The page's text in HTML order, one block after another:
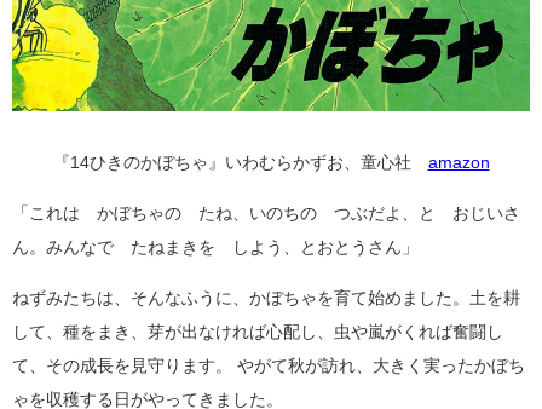
『14ひきのかぼちゃ』いわむらかずお、童心社 amazon
「これは かぼちゃの たね、いのちの つぶだよ、と おじいさ
ん。みんなで たねまきを しよう、とおとうさん」
ねずみたちは、そんなふうに、かぼちゃを育て始めました。土を耕
して、種をまき、芽が出なければ心配し、虫や嵐がくれば奮闘し
て、その成長を見守ります。 やがて秋が訪れ、大きく実ったかぼち
ゃを収穫する日がやってきました。